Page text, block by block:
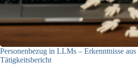
Personenbezug in LLMs – Erkenntnisse
Tätigkeitsbericht